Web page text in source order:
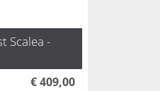
Scalea -
€ 409,00